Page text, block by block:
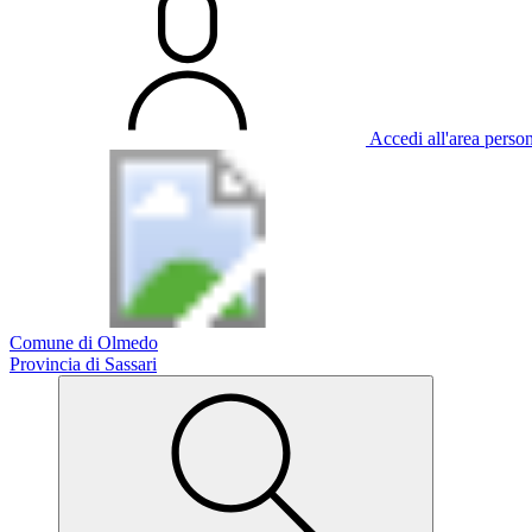
Accedi all'area
Comune di Olmedo
Provincia di Sassari